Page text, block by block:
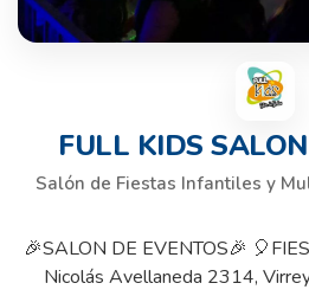
FULL KIDS
Salón de Fiestas Infantiles y
🎉SALON DE EVENTOS🎉
Nicolás Avellaneda 2314,